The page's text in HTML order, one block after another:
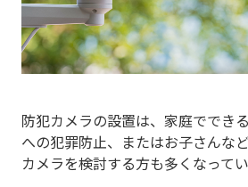
防犯カメラの設置は、家庭ででき
への犯罪防止、またはお子さんな
カメラを検討する方も多くなってい